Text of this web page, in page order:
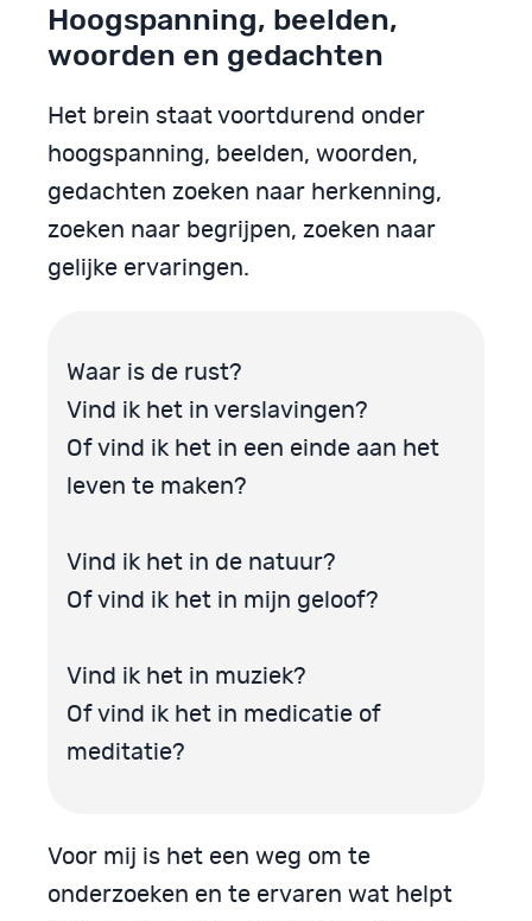
Hoogspanning, beelden,
woorden en gedachten
Het brein staat voortdurend onder
hoogspanning, beelden, woorden,
gedachten zoeken naar herkenning,
zoeken naar begrijpen, zoeken naar
gelijke ervaringen.
Waar is de rust?
Vind ik het in verslavingen?
Of vind ik het in een einde aan het
leven te maken?
Vind ik het in de natuur?
Of vind ik het in mijn geloof?
Vind ik het in muziek?
Of vind ik het in medicatie of
meditatie?
Voor mij is het een weg om te
onderzoeken en te ervaren wat helpt